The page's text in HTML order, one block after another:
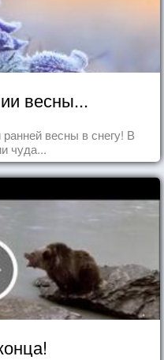
весны...
весны в снегу! В
чуда...